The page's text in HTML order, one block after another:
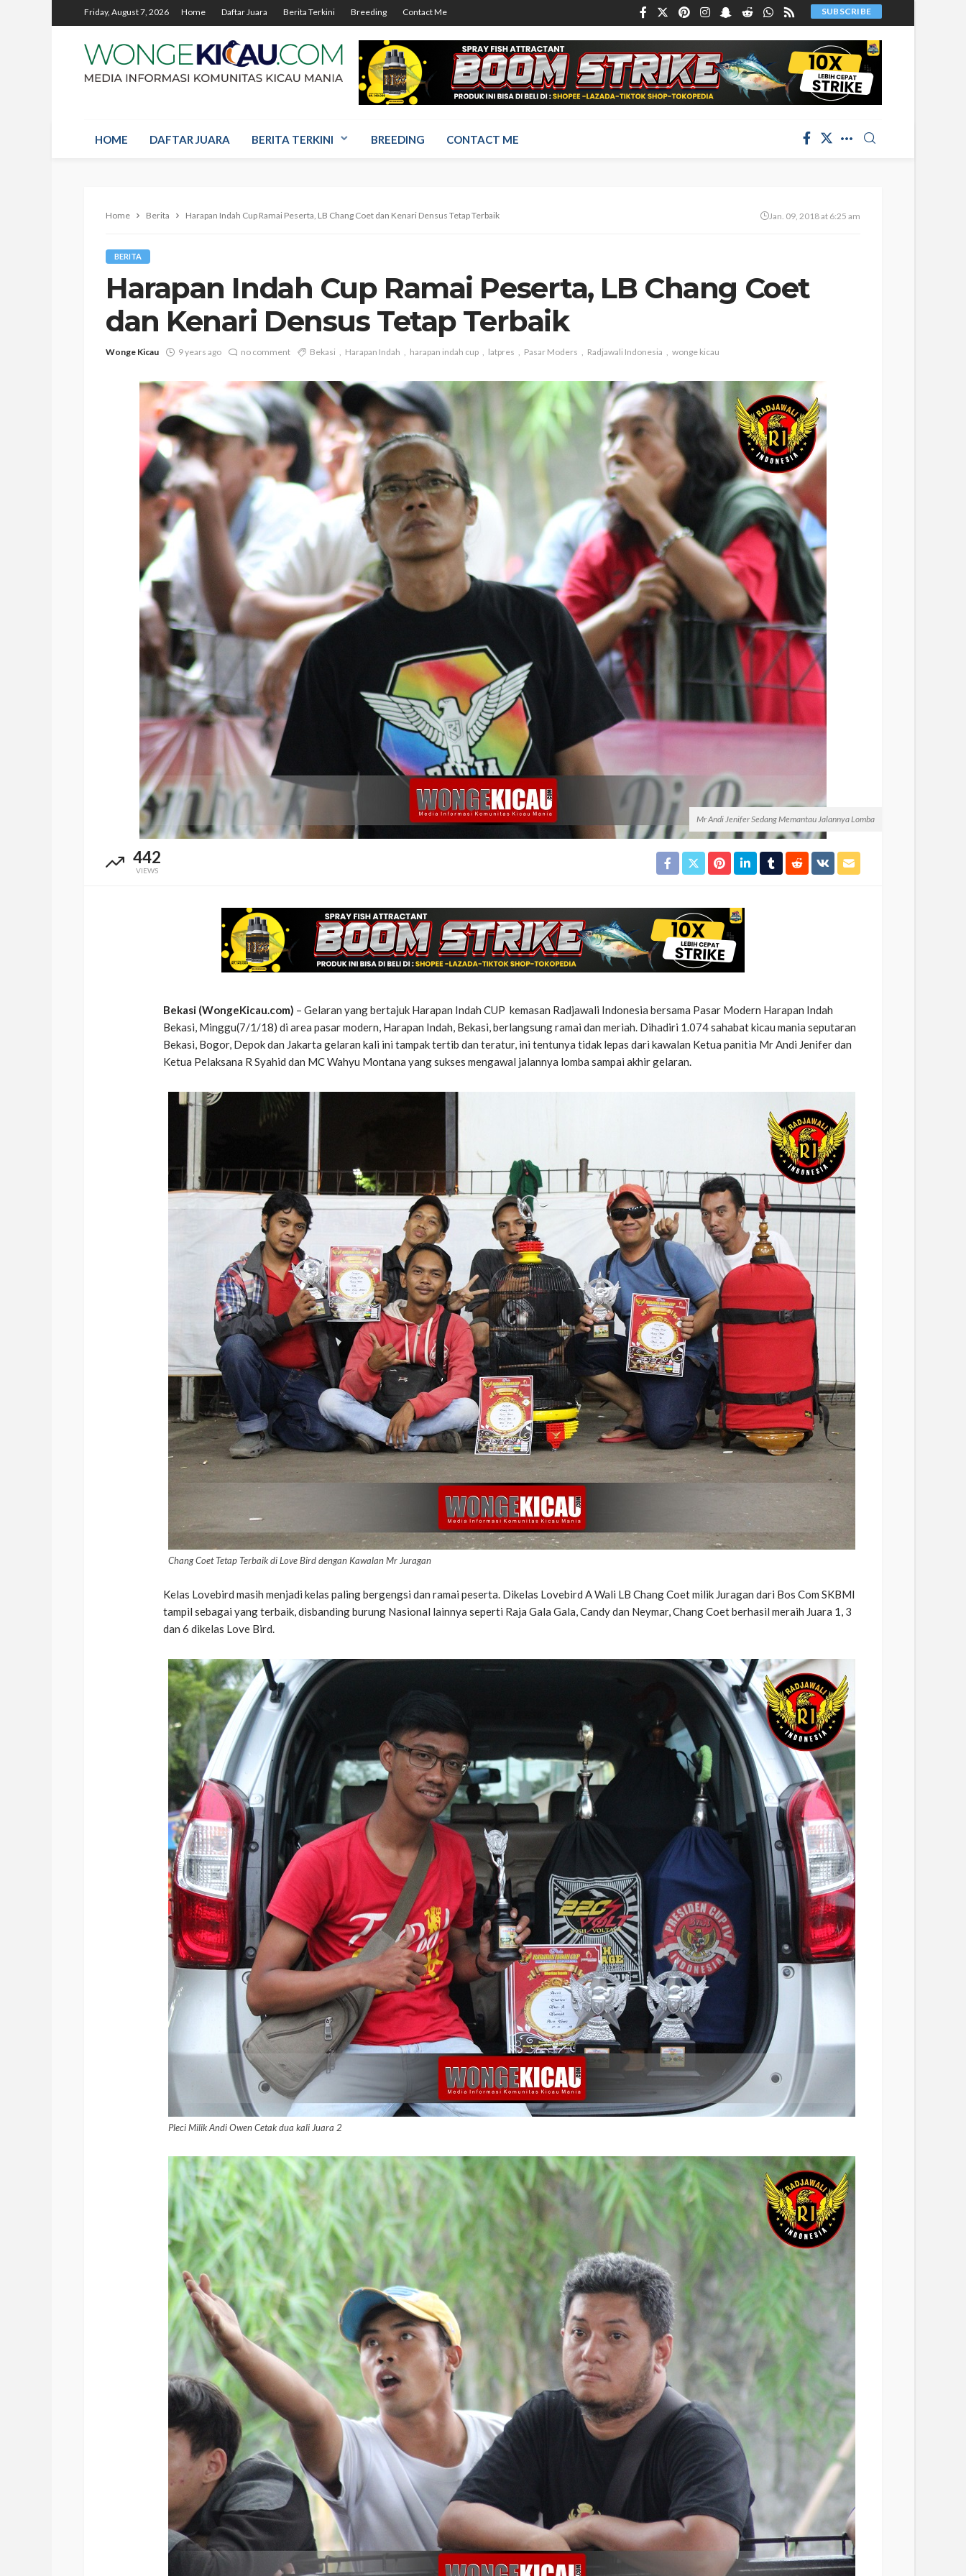
Friday, August 7, 2026 Home Daftar Juara Berita Terkini Breeding Contact Me SUBSCRIBE
HOME DAFTAR JUARA BERITA TERKINI BREEDING CONTACT ME
Home Berita Harapan Indah Cup Ramai Peserta, LB Chang Coet dan Kenari Densus Tetap Terbaik Jan. 09, 2018 at 6:25 am
BERITA
Harapan Indah Cup Ramai Peserta, LB Chang Coet
dan Kenari Densus Tetap Terbaik
Wonge Kicau 9 years ago no comment Bekasi Harapan Indah harapan indah cup latpres Pasar Moders Radjawali Indonesia wonge kicau
Mr Andi Jenifer Sedang Memantau Jalannya Lomba
442
VIEWS
Bekasi (WongeKicau.com) – Gelaran yang bertajuk Harapan Indah CUP kemasan Radjawali Indonesia bersama Pasar Modern Harapan Indah
Bekasi, Minggu(7/1/18) di area pasar modern, Harapan Indah, Bekasi, berlangsung ramai dan meriah. Dihadiri 1.074 sahabat kicau mania seputaran
Bekasi, Bogor, Depok dan Jakarta gelaran kali ini tampak tertib dan teratur, ini tentunya tidak lepas dari kawalan Ketua panitia Mr Andi Jenifer dan
Ketua Pelaksana R Syahid dan MC Wahyu Montana yang sukses mengawal jalannya lomba sampai akhir gelaran.
Chang Coet Tetap Terbaik di Love Bird dengan Kawalan Mr Juragan
Kelas Lovebird masih menjadi kelas paling bergengsi dan ramai peserta. Dikelas Lovebird A Wali LB Chang Coet milik Juragan dari Bos Com SKBMI
tampil sebagai yang terbaik, disbanding burung Nasional lainnya seperti Raja Gala Gala, Candy dan Neymar, Chang Coet berhasil meraih Juara 1, 3
dan 6 dikelas Love Bird.
Pleci Milik Andi Owen Cetak dua kali Juara 2